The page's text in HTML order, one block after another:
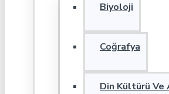
Biyoloji
Coğrafya
Din Kültürü